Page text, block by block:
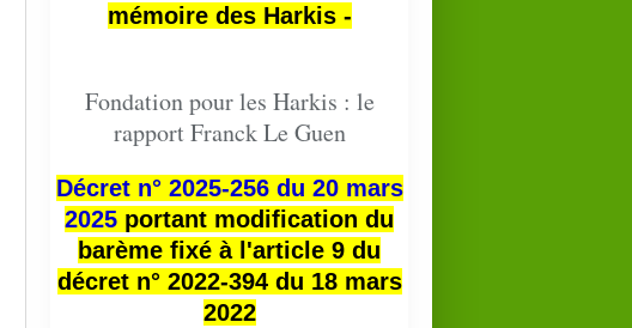
mémoire des Harkis -
Fondation pour les Harkis : le
rapport Franck Le Guen
Décret n° 2025-256 du 20 mars
2025 portant modification du
barème fixé à l'article 9 du
décret n° 2022-394 du 18 mars
2022